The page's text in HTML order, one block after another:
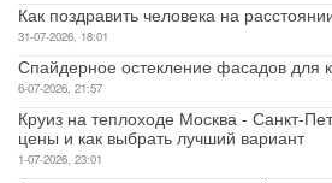
Как поздравить человека на
31-07-2026, 18:01
Спайдерное остекление фасадов для
6-07-2026, 21:57
Круиз на теплоходе Москва - Санкт-
цены и как выбрать лучший вариант
1-07-2026, 23:01